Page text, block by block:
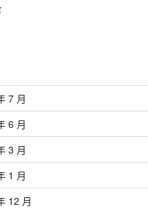
7 月
6 月
3 月
1 月
12 月